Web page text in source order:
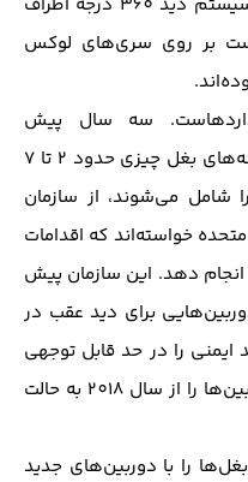
بر روی سری‌های لوکس
سه سال پیش
خودروسازان با عنوان این امر که آینه‌های بغل چیزی حدود 2 تا 7
شامل می‌شوند، از سازمان
خواسته‌اند که اقدامات
انجام دهد. این سازمان پیش
برای دید عقب در
ایمنی را در حد قابل توجهی
افزایش دهد و استفاده از این دوربین‌ها را از سال 2018 به حالت
را با دوربین‌های جدید